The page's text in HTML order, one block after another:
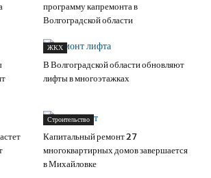
программу капремонта в
Волгоградской области
ЖКХ
В Волгоградской области обновляют
лифты в многоэтажках
Строительство
Капитальный ремонт 27
многоквартирных домов завершается
в Михайловке